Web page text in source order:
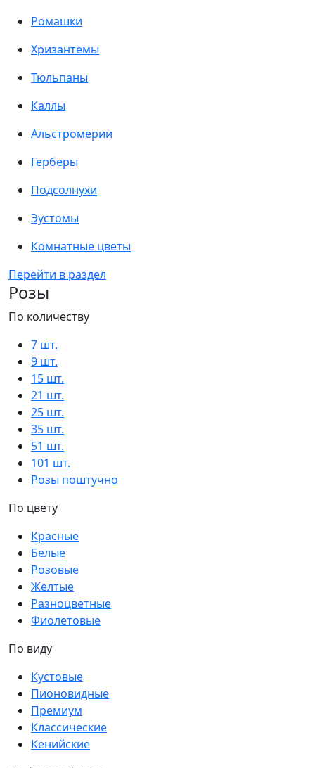
Ромашки
Хризантемы
Тюльпаны
Каллы
Альстромерии
Герберы
Подсолнухи
Эустомы
Комнатные цветы
Перейти в раздел
Розы
По количеству
7 шт.
9 шт.
15 шт.
21 шт.
25 шт.
35 шт.
51 шт.
101 шт.
Розы поштучно
По цвету
Красные
Белые
Розовые
Желтые
Разноцветные
Фиолетовые
По виду
Кустовые
Пионовидные
Премиум
Классические
Кенийские